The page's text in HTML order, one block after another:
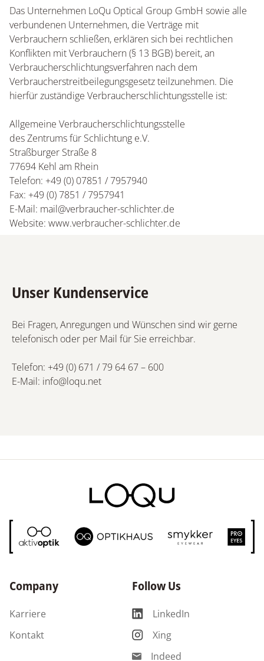
Das Unternehmen LoQu Optical Group GmbH sowie alle
verbundenen Unternehmen, die Verträge mit
Verbrauchern schließen, erklären sich bei rechtlichen
Konflikten mit Verbrauchern (§ 13 BGB) bereit, an
Verbraucherschlichtungsverfahren nach dem
Verbraucherstreitbeilegungsgesetz teilzunehmen. Die
hierfür zuständige Verbraucherschlichtungsstelle ist:
Allgemeine Verbraucherschlichtungsstelle
des Zentrums für Schlichtung e.V.
Straßburger Straße 8
77694 Kehl am Rhein
Telefon: +49 (0) 07851 / 7957940
Fax: +49 (0) 7851 / 7957941
E-Mail: mail@verbraucher-schlichter.de
Website: www.verbraucher-schlichter.de
Unser Kundenservice
Bei Fragen, Anregungen und Wünschen sind wir gerne
telefonisch oder per Mail für Sie erreichbar.
Telefon: +49 (0) 671 / 79 64 67 – 600
E-Mail: info@loqu.net
Company
Karriere
Kontakt
Follow Us
LinkedIn
Xing
Indeed